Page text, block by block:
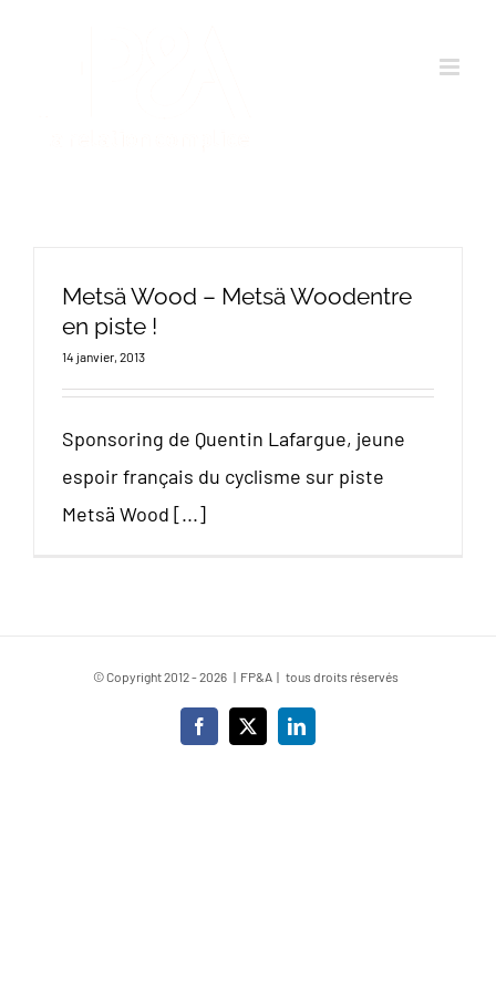
Metsä Wood – Metsä Woodentre
en piste !
14 janvier, 2013
Sponsoring de Quentin Lafargue, jeune
espoir français du cyclisme sur piste
Metsä Wood [...]
© Copyright 2012 -2026 | FP&A | tous droits réservés
Facebook
X LinkedIn